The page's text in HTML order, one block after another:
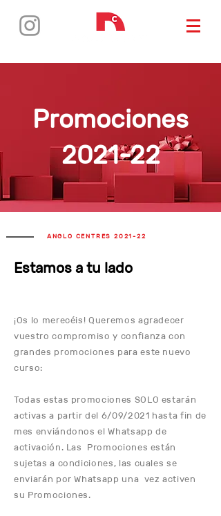
Promociones
2021-22
ANGLO CENTRES 2021-22
Estamos a tu lado
¡Os lo merecéis! Queremos agradecer
vuestro compromiso y confianza con
grandes promociones para este nuevo
curso:
Todas estas promociones SOLO estarán
activas a partir del 6/09/2021 hasta fin de
mes enviándonos el Whatsapp de
activación. Las Promociones están
sujetas a condiciones, las cuales se
enviarán por Whatsapp una vez activen
su Promociones.